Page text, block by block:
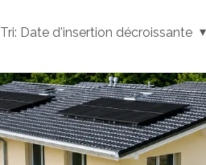
Tri: Date d'insertion décroissante